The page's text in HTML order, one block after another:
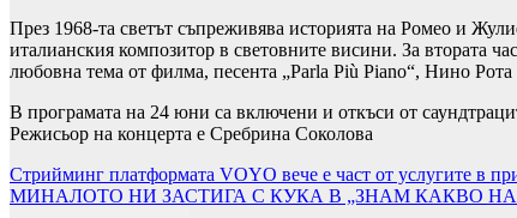
През 1968-та светът съпреживява историята на Ромео и
италианския композитор в световните висини. За втората
любовна тема от филма, песента „Parla Più Piano“, Нино
В програмата на 24 юни са включени и откъси от
Режисьор на концерта е Сребрина Соколова
Навигация
Стрийминг платформата VOYO вече е част от услугите в
МИНАЛОТО НИ ЗАСТИГА С КУКА В „ЗНАМ КАКВО